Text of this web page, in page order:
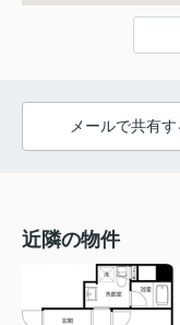
メールで共有す
近隣の物件